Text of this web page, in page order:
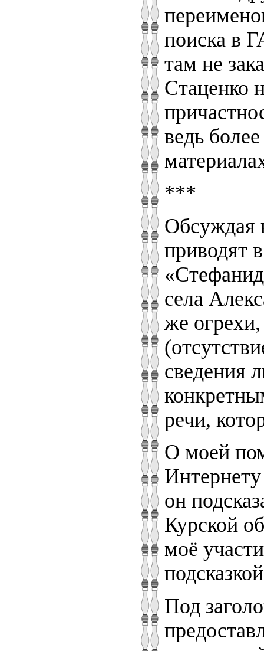
поиска в
там не
Стаценко
ведь
***
Обсуждая
приводят
села
же
сведения
речи,
О моей
он
Курской
моё
Под